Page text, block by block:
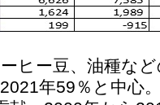
ヒー豆、油種な
年59％と中心